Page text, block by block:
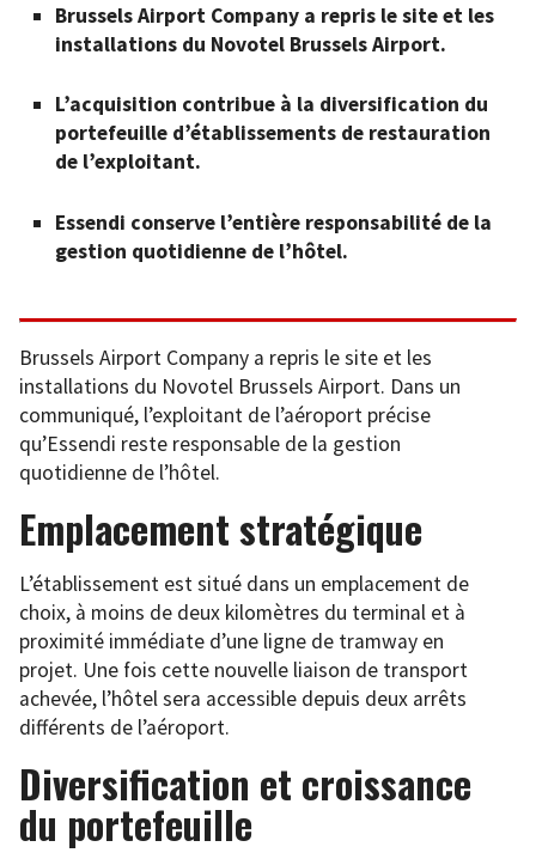
Brussels Airport Company a repris le site et les
installations du Novotel Brussels Airport.
L’acquisition contribue à la diversification du
portefeuille d’établissements de restauration
de l’exploitant.
Essendi conserve l’entière responsabilité de la
gestion quotidienne de l’hôtel.
Brussels Airport Company a repris le site et les
installations du Novotel Brussels Airport. Dans un
communiqué, l’exploitant de l’aéroport précise
qu’Essendi reste responsable de la gestion
quotidienne de l’hôtel.
Emplacement stratégique
L’établissement est situé dans un emplacement de
choix, à moins de deux kilomètres du terminal et à
proximité immédiate d’une ligne de tramway en
projet. Une fois cette nouvelle liaison de transport
achevée, l’hôtel sera accessible depuis deux arrêts
différents de l’aéroport.
Diversification et croissance
du portefeuille